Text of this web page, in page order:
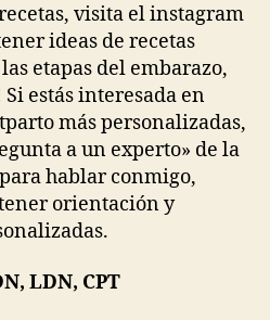
visita el instagram
ideas de recetas
etapas del embarazo,
estás interesada en
más personalizadas,
a un experto» de la
hablar conmigo,
orientación y
LDN, CPT